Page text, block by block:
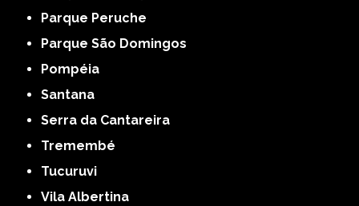
Parque Peruche
Parque São Domingos
Pompéia
Santana
Serra da Cantareira
Tremembé
Tucuruvi
Vila Albertina